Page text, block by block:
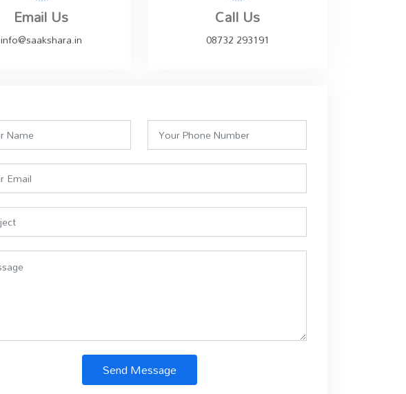
Email Us
info@saakshara.in
Call Us
08732 293191
Send Message